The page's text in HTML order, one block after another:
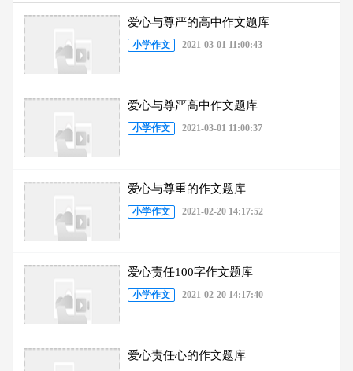
的相关文章 爱心与尊严的高中作文题库
小学作文 2021-03-01 11:00:43
爱心与尊严高中作文题库
小学作文 2021-03-01 11:00:37
爱心与尊重的作文题库
小学作文 2021-02-20 14:17:52
爱心责任100字作文题库
小学作文 2021-02-20 14:17:40
爱心责任心的作文题库